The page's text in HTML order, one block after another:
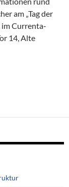
am „Tag der
im Currenta-
14, Alte